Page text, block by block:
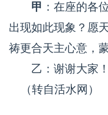
甲 ：在座的各
出现如此现象？愿
祷更合天主心意，
乙：谢谢大家！
（转自活水网）